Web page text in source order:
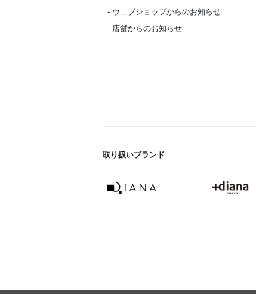
- ウェブショップからのお知らせ
- 店舗からのお知らせ
取り扱いブランド